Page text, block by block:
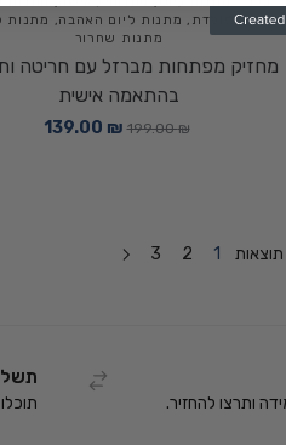
מתנות ליולדת , מתנות ליום האהבה, מתנות
מתנות שחרור
מחזיק מפתחות מברזל עם חריטה
בהתאמה אישית
199.00₪
139.00 ₪
1
2
3